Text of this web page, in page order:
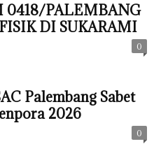
0418/PALEMBANG
DI SUKARAMI
0
Palembang Sabet
2026
0